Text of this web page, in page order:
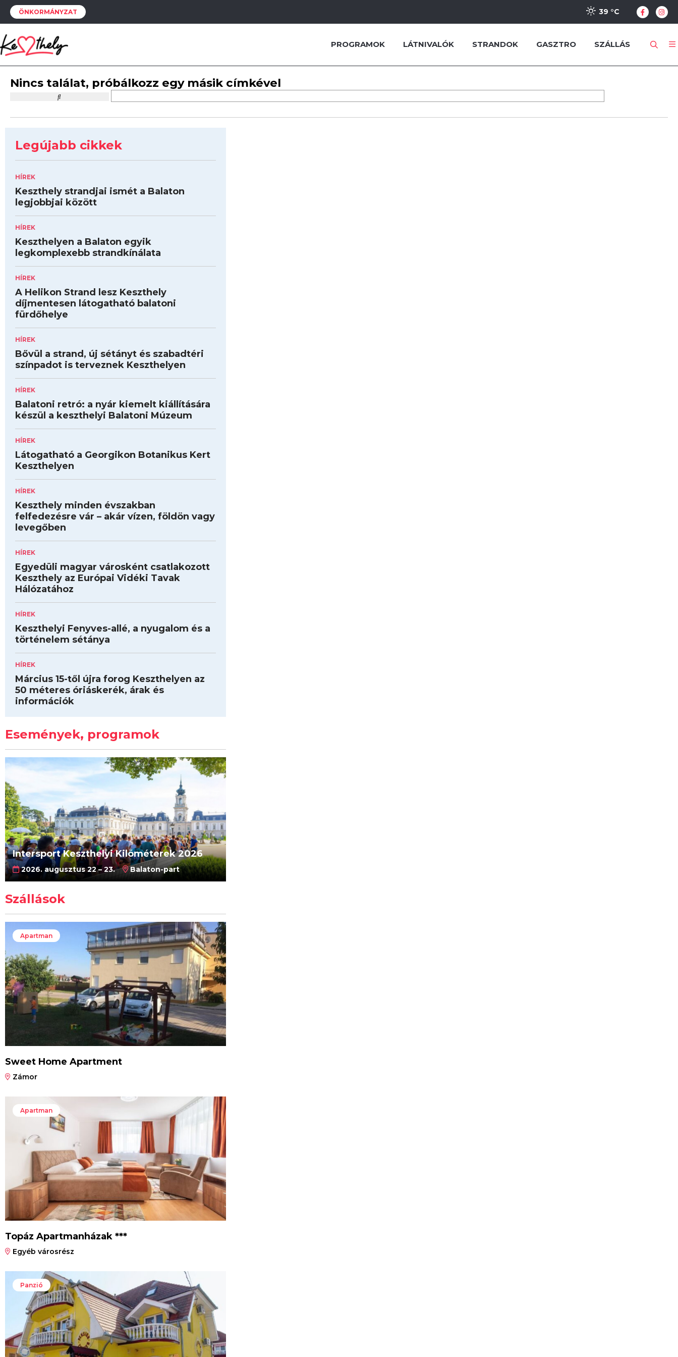
ÖNKORMÁNYZAT 39 °C
PROGRAMOK LÁTNIVALÓK STRANDOK GASZTRO SZÁLLÁS
Nincs találat, próbálkozz egy másik címkével
Legújabb cikkek
HÍREK
Keszthely strandjai ismét a Balaton
legjobbjai között
HÍREK
Keszthelyen a Balaton egyik
legkomplexebb strandkínálata
HÍREK
A Helikon Strand lesz Keszthely
díjmentesen látogatható balatoni
fürdőhelye
HÍREK
Bővül a strand, új sétányt és szabadtéri
színpadot is terveznek Keszthelyen
HÍREK
Balatoni retró: a nyár kiemelt kiállítására
készül a keszthelyi Balatoni Múzeum
HÍREK
Látogatható a Georgikon Botanikus Kert
Keszthelyen
HÍREK
Keszthely minden évszakban
felfedezésre vár – akár vízen, földön vagy
levegőben
HÍREK
Egyedüli magyar városként csatlakozott
Keszthely az Európai Vidéki Tavak
Hálózatához
HÍREK
Keszthelyi Fenyves-allé, a nyugalom és a
történelem sétánya
HÍREK
Március 15-től újra forog Keszthelyen az
50 méteres óriáskerék, árak és
információk
Események, programok
Intersport Keszthelyi Kilóméterek 2026
2026. augusztus 22 – 23. Balaton-part
Szállások
Apartman
Sweet Home Apartment
Zámor
Apartman
Topáz Apartmanházak ***
Egyéb városrész
Panzió